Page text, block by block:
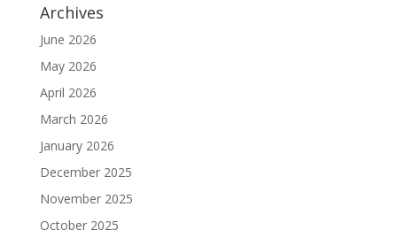
Archives
June 2026
May 2026
April 2026
March 2026
January 2026
December 2025
November 2025
October 2025